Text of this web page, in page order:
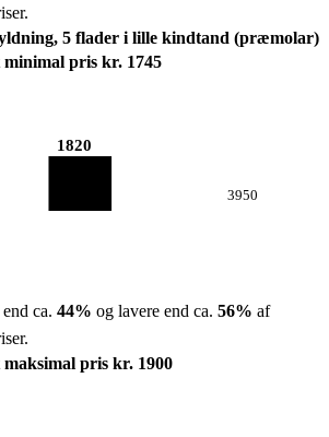
5 flader i lille kindtand (præmolar)
minimal pris kr. 1745
1820
3950
ca. 44% og lavere end ca. 56% af
pris kr. 1900